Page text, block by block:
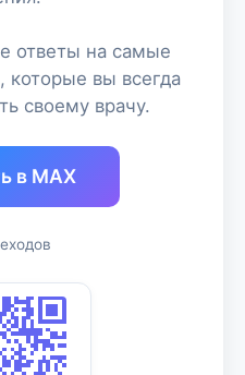
ответы на самые
которые вы всегда
своему врачу.
в MAX